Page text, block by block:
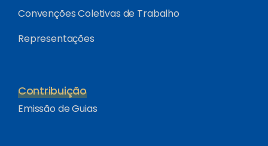
Convenções Coletivas de Trabalho
Representações
Contribuição
Emissão de Guias